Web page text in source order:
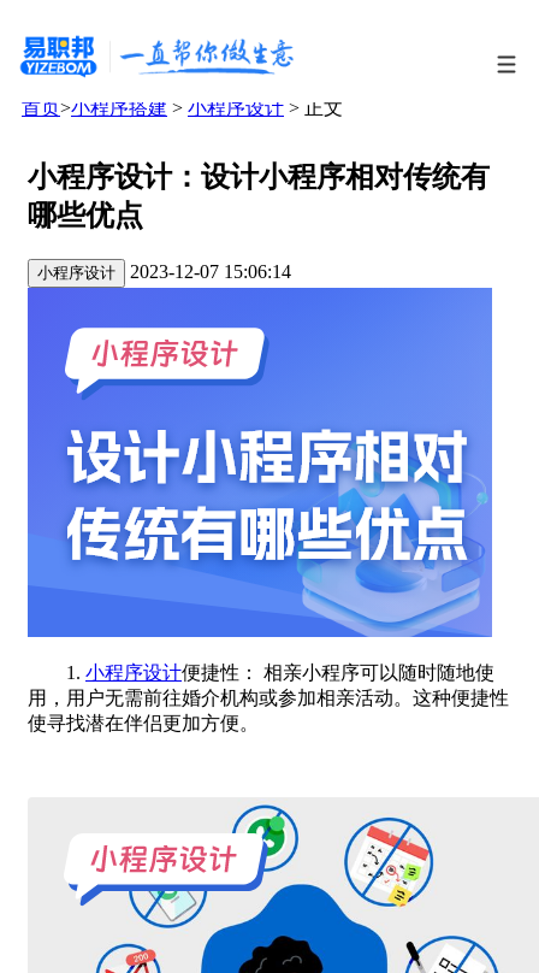
首页>小程序搭建 > 小程序设计 > 正文
小程序设计：设计小程序相对传统有
哪些优点
小程序设计 2023-12-07 15:06:14
1. 小程序设计便捷性： 相亲小程序可以随时随地使
用，用户无需前往婚介机构或参加相亲活动。这种便捷性
使寻找潜在伴侣更加方便。